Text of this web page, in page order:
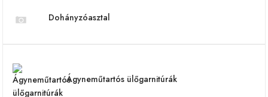
Dohányzóasztal
Ágyneműtartós ülőgarnitúrák